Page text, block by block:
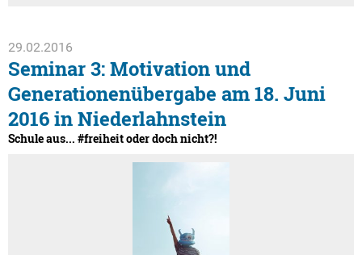
29.02.2016
Seminar 3: Motivation und
Generationenübergabe am 18. Juni
2016 in Niederlahnstein
Schule aus... #freiheit oder doch nicht?!